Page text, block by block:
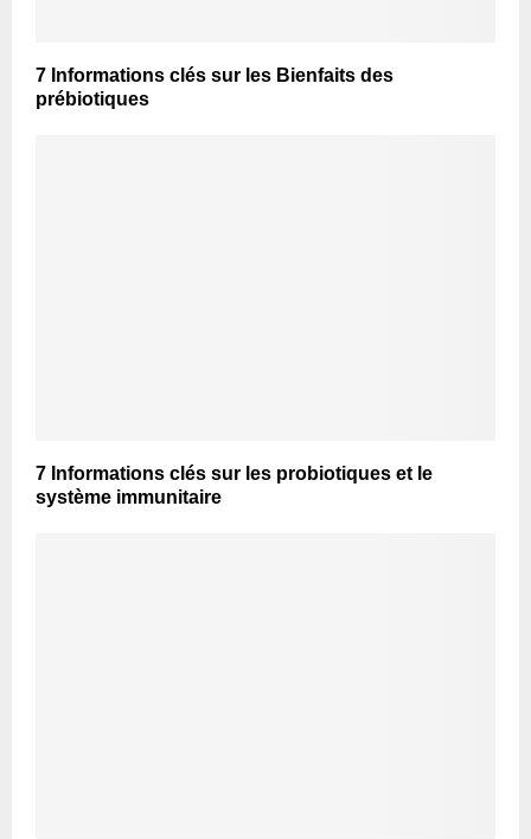
7 Informations clés sur les Bienfaits des
prébiotiques
7 Informations clés sur les probiotiques et le
système immunitaire